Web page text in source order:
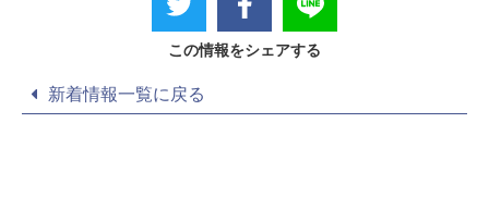
この情報をシェアする
新着情報一覧に戻る